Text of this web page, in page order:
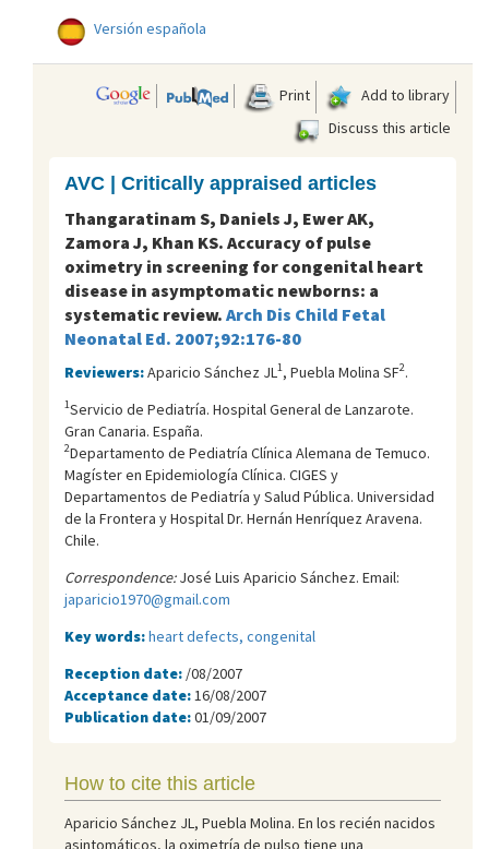
Versión española
Print
Add to library
Discuss this article
AVC | Critically appraised articles
Thangaratinam S, Daniels J, Ewer AK,
Zamora J, Khan KS. Accuracy of pulse
oximetry in screening for congenital heart
disease in asymptomatic newborns: a
systematic review. Arch Dis Child Fetal
Neonatal Ed. 2007;92:176-80
Reviewers:Aparicio Sánchez JL 1, Puebla Molina SF2.
1Servicio de Pediatría. Hospital General de Lanzarote.
Gran Canaria. España.
2Departamento de Pediatría Clínica Alemana de Temuco.
Magíster en Epidemiología Clínica. CIGES y
Departamentos de Pediatría y Salud Pública. Universidad
de la Frontera y Hospital Dr. Hernán Henríquez Aravena.
Chile.
Correspondence:José Luis Aparicio Sánchez. Email:
japaricio1970@gmail.com
Key words:heart defects, congenital
Reception date: /08/2007
Acceptance date: 16/08/2007
Publication date:01/09/2007
How to cite this article
Aparicio Sánchez JL, Puebla Molina. En los recién nacidos
asintomáticos, la oximetría de pulso tiene una